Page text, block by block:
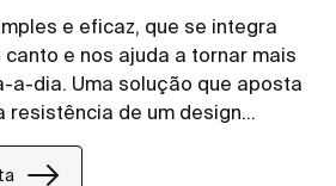
e eficaz, que se integra
e nos ajuda a tornar mais
a-dia. Uma solução que aposta
resistência de um design